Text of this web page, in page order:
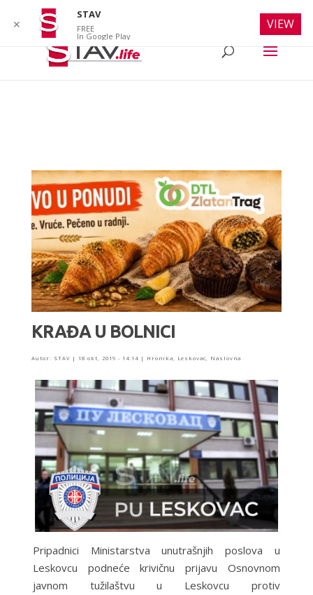
KRAĐA U BOLNICI
Autor: STAV| 18 okt, 2019 - 14:14| Hronika Leskovac Naslovna
Pripadnici Ministarstva unutrašnjih poslova u
Leskovcu podneće krivičnu prijavu Osnovnom
javnom tužilaštvu u Leskovcu protiv
✕
STAV
FREE
In Google Play
VIEW